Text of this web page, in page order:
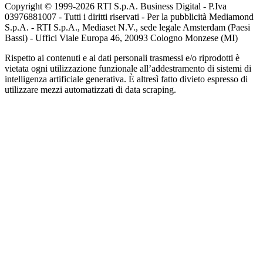
Copyright © 1999-2026 RTI S.p.A. Business Digital - P.Iva
03976881007 - Tutti i diritti riservati - Per la pubblicità Mediamond
S.p.A. - RTI S.p.A., Mediaset N.V., sede legale Amsterdam (Paesi
Bassi) - Uffici Viale Europa 46, 20093 Cologno Monzese (MI)
Rispetto ai contenuti e ai dati personali trasmessi e/o riprodotti è
vietata ogni utilizzazione funzionale all’addestramento di sistemi di
intelligenza artificiale generativa. È altresì fatto divieto espresso di
utilizzare mezzi automatizzati di data scraping.